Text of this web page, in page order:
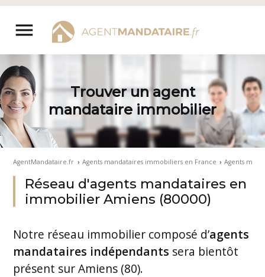
Aller
contenu
menu
Trouver un agent
mandataire immobilier
AgentMandataire.fr › Agents mandataires immobiliers en France › Agents
Réseau d'agents mandataires en
immobilier Amiens (80000)
Notre réseau immobilier composé d’agents
mandataires indépendants sera bientôt
présent sur Amiens (80).